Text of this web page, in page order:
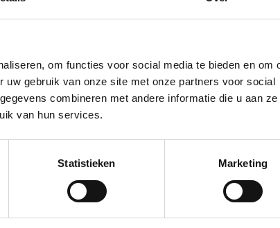
om functies voor social media te bieden en om
gebruik van onze site met onze partners voor social
combineren met andere informatie die u aan ze
van hun services.
Statistieken Marketing
Breda
– 17:00
– 17:00
– 17:00